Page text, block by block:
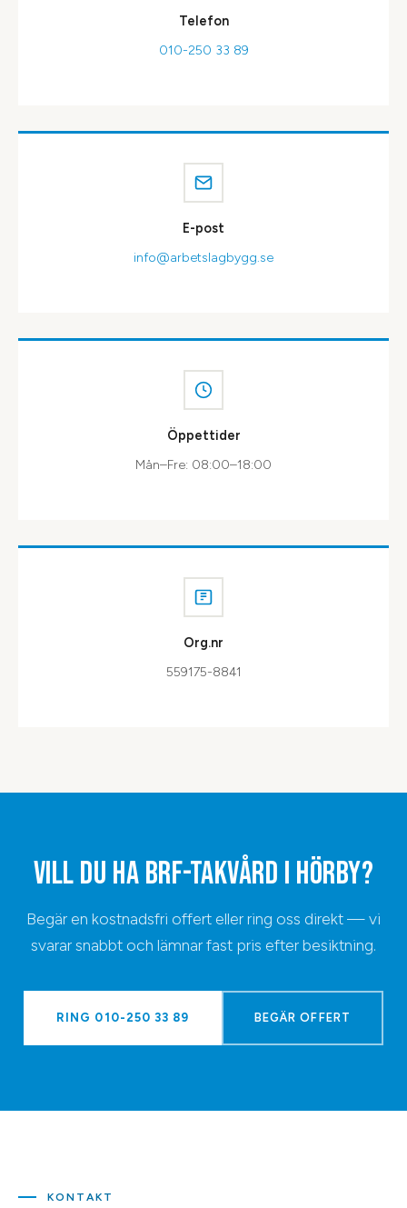
Telefon
010-250 33 89
E-post
info@arbetslagbygg.se
Öppettider
Mån–Fre: 08:00–18:00
Org.nr
559175-8841
VILL DU HABRF-TAKVÅRD I HÖRBY?
Begär en kostnadsfri offert eller ring oss direkt — vi
svarar snabbt och lämnar fast pris efter besiktning.
RING 010-250 33 89 BEGÄR OFFERT
KONTAKT